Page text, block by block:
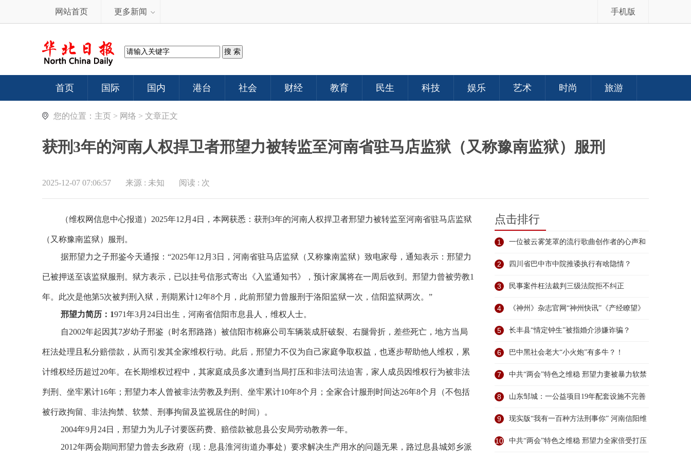
网站首页 更多新闻 手机版
首页 国际 国内 港台 社会 财经 教育 民生 科技 娱乐 艺术 时尚 旅游
您的位置： 主页 > 网络 > 文章正文
获刑3年的河南人权捍卫者邢望力被转监至河南省驻马店监狱（又称豫南监狱）服刑
2025-12-07 07:06:57 来源 : 未知 阅读 : 次
（维权网信息中心报道） 2025年12 月 4日，本网获悉：获刑 3年的河南人权捍卫者邢望力被转监至河南省驻马店监狱
（又称豫南监狱）服刑。
据邢望力之子邢鉴今天通报：“2025年12 月 3日，河南省驻马店监狱（又称豫南监狱）致电家母，通知表示：邢望力
已被押送至该监狱服刑。狱方表示，已以挂号信形式寄出《入监通知书》，预计家属将在一周后收到。邢望力曾被劳教1
年。此次是他第5次被判刑入狱，刑期累计12年8个月，此前邢望力曾服刑于洛阳监狱一次，信阳监狱两次。”
邢望力简历： 1971年3月 24日出生，河南省信阳市息县人，维权人士。
自2002年起因其7岁幼子邢鉴（时名邢路路）被信阳市棉麻公司车辆装成肝破裂、右腿骨折，差些死亡，地方当局
枉法处理且私分赔偿款，从而引发其全家维权行动。此后，邢望力不仅为自己家庭争取权益，也逐步帮助他人维权，累
计维权经历超过20年。在长期维权过程中，其家庭成员多次遭到当局打压和非法司法迫害，家人成员因维权行为被非法
判刑、坐牢累计16年；邢望力本人曾被非法劳教及判刑、坐牢累计10年8个月；全家合计服刑时间达26年8个月（不包括
被行政拘留、非法拘禁、软禁、刑事拘留及监视居住的时间）。
2004年9月 24日，邢望力为儿子讨要医药费、赔偿款被息县公安局劳动教养一年。
2012年两会期间邢望力曾去乡政府（现：息县淮河街道办事处）要求解决生产用水的问题无果，路过息县城郊乡派
点击排行
1 一位被云雾笼罩的流行歌曲创作者的心声和
无端
2 四川省巴中市中院推诿执行有啥隐情？
3 民事案件枉法裁判三级法院拒不纠正
4 《神州》杂志官网“神州快讯”《产经瞭望》
频
5 长丰县“情定钟生”被指婚介涉嫌诈骗？
6 巴中黑社会老大“小火炮”有多牛？！
7 中共“两会”特色之维稳 邢望力妻被暴力软禁
8 山东邹城：一公益项目19年配套设施不完善
谁之过
9 现实版“我有一百种方法刑事你” 河南信阳维
权
10 中共“两会”特色之维稳 邢望力全家倍受打压